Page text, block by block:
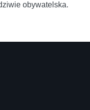
obywatelska.